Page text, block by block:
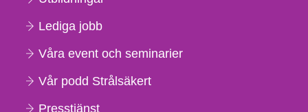
Lediga jobb
Våra event och seminarier
Vår podd Strålsäkert
Presstjänst